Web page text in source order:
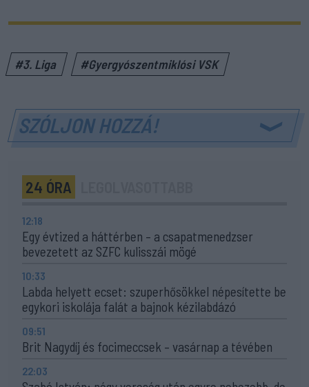
#3. Liga #Gyergyószentmiklósi VSK
SZÓLJON HOZZÁ!
24 ÓRA
12:18
Egy évtized a háttérben – a csapatmenedzser
bevezetett az SZFC kulisszái mögé
10:33
Labda helyett ecset: szuperhősökkel népesítette be
egykori iskolája falát a bajnok kézilabdázó
09:51
Brit Nagydíj és focimeccsek – vasárnap a tévében
22:03